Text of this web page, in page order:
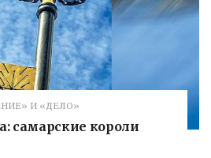
И «ДЕЛО»
самарские короли